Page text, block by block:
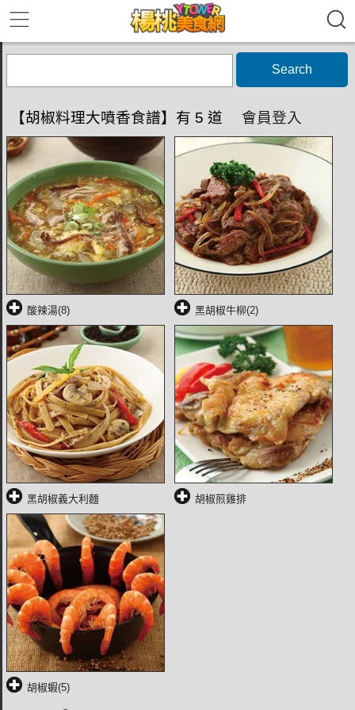
Search
【胡椒料理大噴香食譜】有 5 道 會員登入
酸辣湯(8) 黑胡椒牛柳(2)
黑胡椒義大利麵 胡椒煎雞排
胡椒蝦(5)